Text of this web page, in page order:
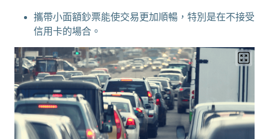
攜帶小面額鈔票能使交易更加順暢，特別是在不接受
信用卡的場合。